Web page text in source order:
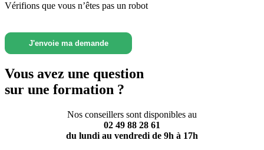
Vérifions que vous n’êtes pas un robot
Vous avez une question
sur une formation ?
Nos conseillers sont disponibles au
02 49 88 28 61
du lundi au vendredi de 9h à 17h